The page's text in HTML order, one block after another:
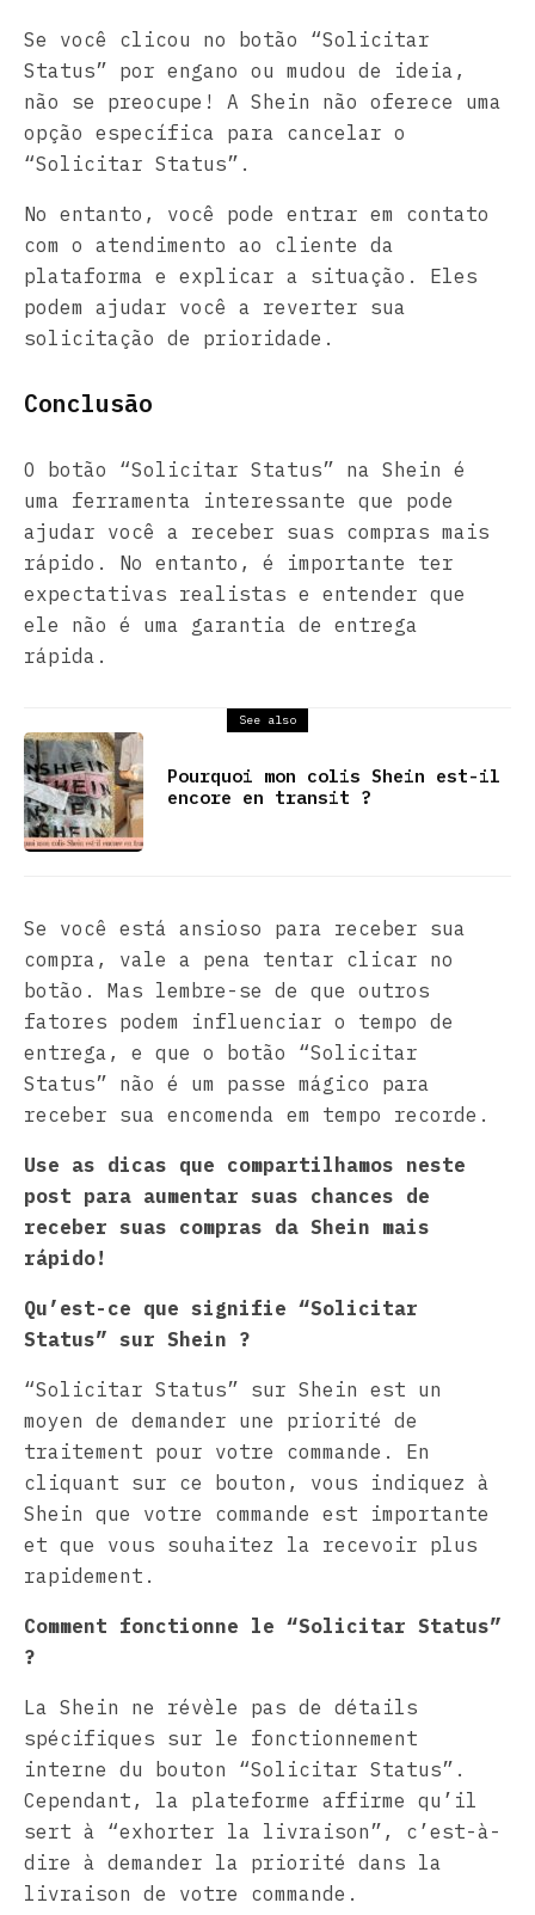
Se você clicou no botão “Solicitar
Status” por engano ou mudou de ideia,
não se preocupe! A Shein não oferece uma
opção específica para cancelar o
“Solicitar Status”.
No entanto, você pode entrar em contato
com o atendimento ao cliente da
plataforma e explicar a situação. Eles
podem ajudar você a reverter sua
solicitação de prioridade.
Conclusão
O botão “Solicitar Status” na Shein é
uma ferramenta interessante que pode
ajudar você a receber suas compras mais
rápido. No entanto, é importante ter
expectativas realistas e entender que
ele não é uma garantia de entrega
rápida.
See also
Pourquoi mon colis Shein est-il
encore en transit ?
Se você está ansioso para receber sua
compra, vale a pena tentar clicar no
botão. Mas lembre-se de que outros
fatores podem influenciar o tempo de
entrega, e que o botão “Solicitar
Status” não é um passe mágico para
receber sua encomenda em tempo recorde.
Use as dicas que compartilhamos neste
post para aumentar suas chances de
receber suas compras da Shein mais
rápido!
Qu’est-ce que signifie “Solicitar
Status” sur Shein ?
“Solicitar Status” sur Shein est un
moyen de demander une priorité de
traitement pour votre commande. En
cliquant sur ce bouton, vous indiquez à
Shein que votre commande est importante
et que vous souhaitez la recevoir plus
rapidement.
Comment fonctionne le “Solicitar Status”
?
La Shein ne révèle pas de détails
spécifiques sur le fonctionnement
interne du bouton “Solicitar Status”.
Cependant, la plateforme affirme qu’il
sert à “exhorter la livraison”, c’est-à-
dire à demander la priorité dans la
livraison de votre commande.